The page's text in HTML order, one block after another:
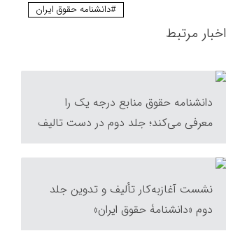
#دانشنامه حقوق ایران
اخبار مرتبط
دانشنامه حقوق منابع درجه یک را
معرفی می‌کند؛ جلد دوم در دست تالیف
نشست آغازبه‌کار تألیف و تدوین جلد
دوم «دانشنامۀ حقوق ایران»